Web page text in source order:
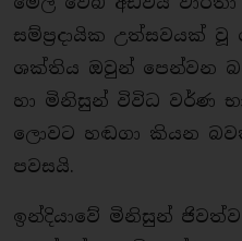
සම්ප්‍ර‍දායික උත්සවයක්
ශක්තිය ඔවුන් පෙන්වන
හා මිනිසුන් විවිධ වර්ණ
ලොවට හඬගා කියන
පවසයි.
ඉන්දියාවේ මිනිසුන්